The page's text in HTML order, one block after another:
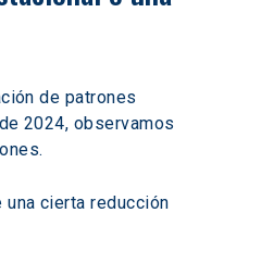
de patrones
2024, observamos
cierta reducción